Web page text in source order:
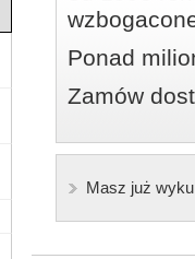
Ponad
Zamów
Masz już